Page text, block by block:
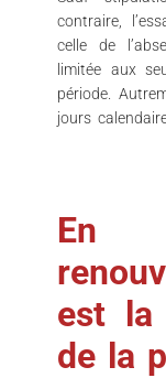
contraire,
celle de
limitée aux
période.
jours
est la
de la